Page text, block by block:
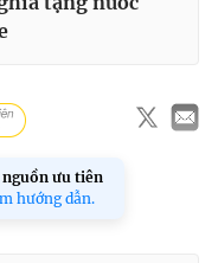
nguồn ưu tiên
hướng dẫn.